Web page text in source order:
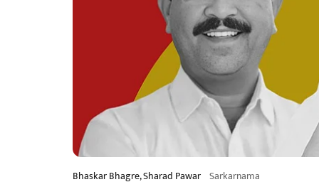
Bhaskar Bhagre, Sharad Pawar Sarkarnama